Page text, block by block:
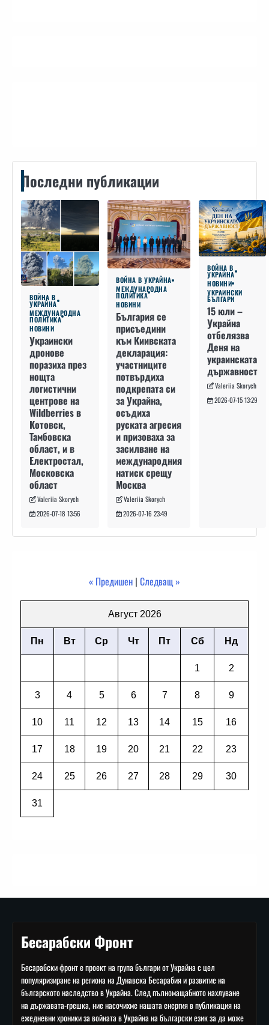
Последни публикации
ВОЙНА В
УКРАЙНА
МЕЖДУНАРОДНА
ПОЛИТИКА
НОВИНИ
Украински
дронове
поразиха през
нощта
логистични
центрове на
Wildberries в
Котовск,
Тамбовска
област, и в
Електростал,
Московска
област
Valeriia Skorych
2026-07-18 13:56
ВОЙНА В УКРАЙНА
МЕЖДУНАРОДНА
ПОЛИТИКА
НОВИНИ
България се
присъедини
към Киивската
декларация:
участниците
потвърдиха
подкрепата си
за Украйна,
осъдиха
руската агресия
и призоваха за
засилване на
международния
натиск срещу
Москва
Valeriia Skorych
2026-07-16 23:49
ВОЙНА В
УКРАЙНА
НОВИНИ
УКРАИНСКИ
БЪЛГАРИ
15 юли –
Украйна
отбелязва
Деня на
украинската
държавност
Valeriia Skorych
2026-07-15 13:29
« Предишен | Следващ »
Август 2026
Пн Вт Ср Чт Пт Сб Нд
1 2
3 4 5 6 7 8 9
10 11 12 13 14 15 16
17 18 19 20 21 22 23
24 25 26 27 28 29 30
31
Бесарабски Фронт
Бесарабски фронт е проект на група българи от Украйна с цел
популяризиране на региона на Дунавска Бесарабия и развитие на
българското наследство в Украйна. След пълномащабното нахлуване
на държавата-грешка, ние насочихме нашата енергия в публикация на
ежедневни хроники за войната в Украйна на български език за да може